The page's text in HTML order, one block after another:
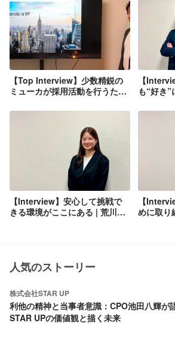
【Top Interview】少数精鋭の
ミューカが採用活動を行うたっ
【
も“好き
【Interview】安心して挑戦で
きる環境がここにある | 荒川愛
【
めに取り
人気のストーリー
株式会社STAR UP
利他の精神と当事者意識：CPO池田八輝が
STAR UPの価値観と描く未来